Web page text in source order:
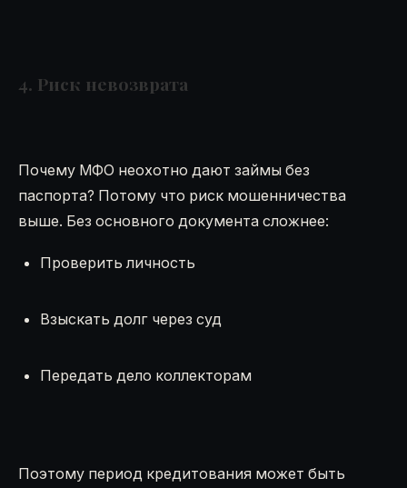
4. Риск невозврата
Почему МФО неохотно дают займы без
паспорта? Потому что риск мошенничества
выше. Без основного документа сложнее:
Проверить личность
Взыскать долг через суд
Передать дело коллекторам
Поэтому период кредитования может быть